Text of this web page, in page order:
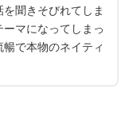
聞きそびれてしま
マになってしまっ
で本物のネイティ